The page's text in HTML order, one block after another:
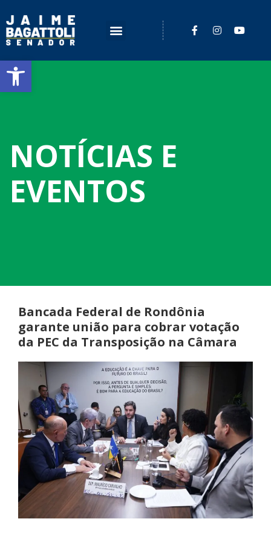
Barra de Ferramentas Aberta
NOTÍCIAS E
EVENTOS
Bancada Federal de Rondônia
garante união para cobrar votação
da PEC da Transposição na Câmara